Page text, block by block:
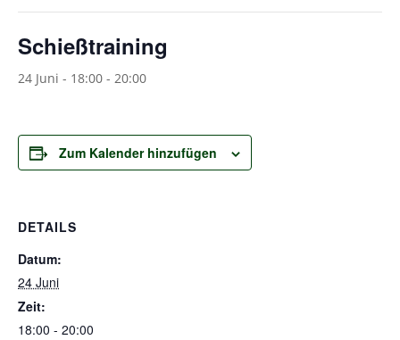
Schießtraining
24 Juni - 18:00 - 20:00
Zum Kalender hinzufügen
DETAILS
Datum:
24 Juni
Zeit:
18:00 - 20:00